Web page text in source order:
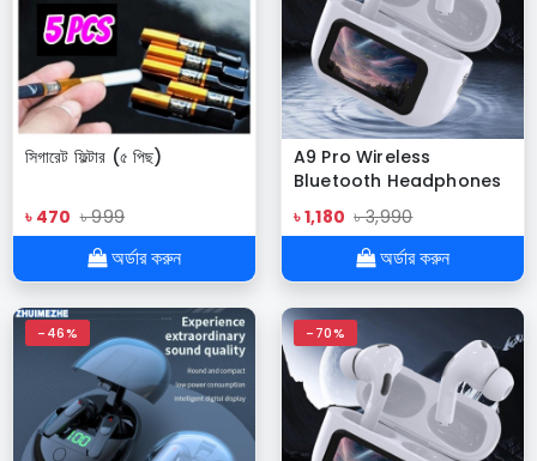
সিগারেট ফিল্টার (৫ পিছ)
৳ 470 ৳ 999
অর্ডার করুন
A9 Pro Wireless
Bluetooth Headphones
Original Earphone ANC
Noise Reduction
Headset LED Touch
Screen Earbuds N
৳ 1,180 ৳ 3,990
অর্ডার করুন
-46% -70%